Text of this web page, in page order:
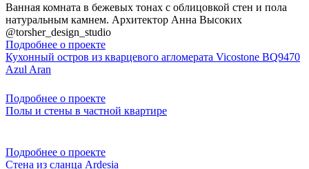
Ванная комната в бежевых тонах с облицовкой стен и пола
натуральным камнем. Архитектор Анна Высоких
@torsher_design_studio
Подробнее о проекте
Кухонный остров из кварцевого агломерата Vicostone BQ9470
Azul Aran
Подробнее о проекте
Полы и стены в частной квартире
Подробнее о проекте
Стена из сланца Ardesia